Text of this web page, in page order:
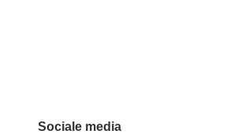
Sociale media